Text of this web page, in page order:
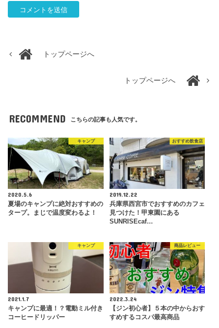
トップページへ
トップページへ
RECOMMEND こちらの記事も人気です。
キャンプ
2020.5.6
夏場のキャンプに絶対おすすめの
タープ。まじで温度変わるよ！
おすすめ飲食店
2019.12.22
兵庫県西宮市でおすすめのカフェ
見つけた！甲東園にある
SUNRISEcaf…
キャンプ
2021.1.7
キャンプに最適！？電動ミル付き
コーヒードリッパー
商品レビュー
2022.3.24
【ジン初心者】５本の中からおす
すめするコスパ最高商品